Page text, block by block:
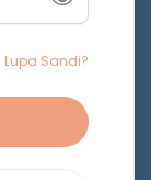
Lupa Sandi?